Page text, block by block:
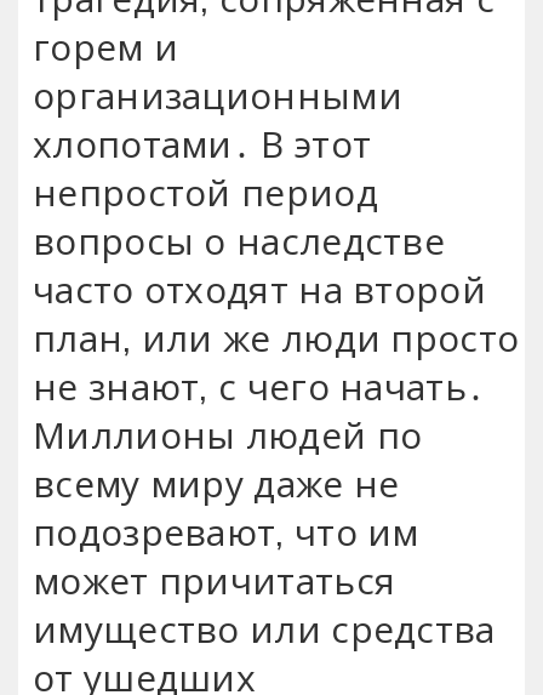
горем и
организационными
хлопотами․ В этот
непростой период
вопросы о наследстве
часто отходят на второй
план, или же люди просто
не знают, с чего начать․
Миллионы людей по
всему миру даже не
подозревают, что им
может причитаться
имущество или средства
от ушедших